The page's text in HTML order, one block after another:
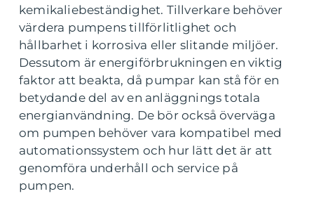
kemikaliebeständighet. Tillverkare behöver
värdera pumpens tillförlitlighet och
hållbarhet i korrosiva eller slitande miljöer.
Dessutom är energiförbrukningen en viktig
faktor att beakta, då pumpar kan stå för en
betydande del av en anläggnings totala
energianvändning. De bör också överväga
om pumpen behöver vara kompatibel med
automationssystem och hur lätt det är att
genomföra underhåll och service på
pumpen.